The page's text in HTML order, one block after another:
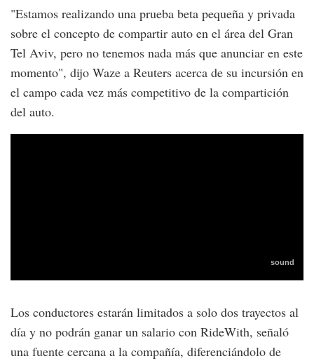
"Estamos realizando una prueba beta pequeña y privada
sobre el concepto de compartir auto en el área del Gran
Tel Aviv, pero no tenemos nada más que anunciar en este
momento", dijo Waze a Reuters acerca de su incursión en
el campo cada vez más competitivo de la compartición
del auto.
Los conductores estarán limitados a solo dos trayectos al
día y no podrán ganar un salario con RideWith, señaló
una fuente cercana a la compañía, diferenciándolo de